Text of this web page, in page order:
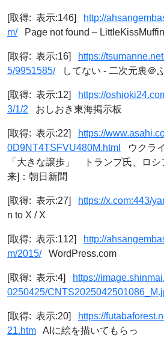
[取得: 表示:146]
http://
m/Page not found –
[取得: 表示:16]
https://
5/9951585/してない - 二次元裏＠
[取得: 表示:12]
https://
3/1/2 おしおき東海掲示板
[取得: 表示:22]
https://
0D9NT4TSFVU480M.html
ウクラ
「大きな譲歩」 トランプ氏、ロシ
来]：朝日新聞
[取得: 表示:27] https://x.com:443/
n to X / X
[取得: 表示:112]
http://
m/2015/WordPress.com
[取得: 表示:4]
https://
0250425/
[取得: 表示:20]
https://
21.htm AIに絵を描いてもらっ